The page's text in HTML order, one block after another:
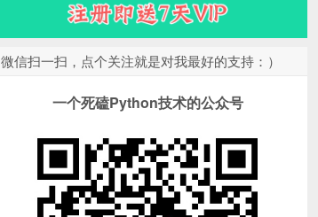
微信扫一扫，点个关注就是对我最好的支持：）
一个死磕Python技术的公众号